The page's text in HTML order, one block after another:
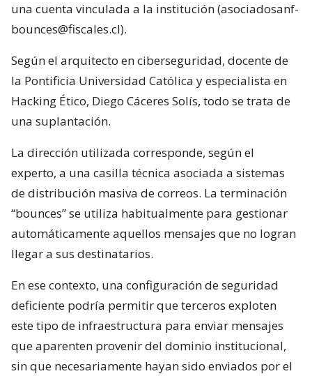
una cuenta vinculada a la institución (asociadosanf-
bounces@fiscales.cl).
Según el arquitecto en ciberseguridad, docente de
la Pontificia Universidad Católica y especialista en
Hacking Ético, Diego Cáceres Solís, todo se trata de
una suplantación.
La dirección utilizada corresponde, según el
experto, a una casilla técnica asociada a sistemas
de distribución masiva de correos. La terminación
“bounces” se utiliza habitualmente para gestionar
automáticamente aquellos mensajes que no logran
llegar a sus destinatarios.
En ese contexto, una configuración de seguridad
deficiente podría permitir que terceros exploten
este tipo de infraestructura para enviar mensajes
que aparenten provenir del dominio institucional,
sin que necesariamente hayan sido enviados por el